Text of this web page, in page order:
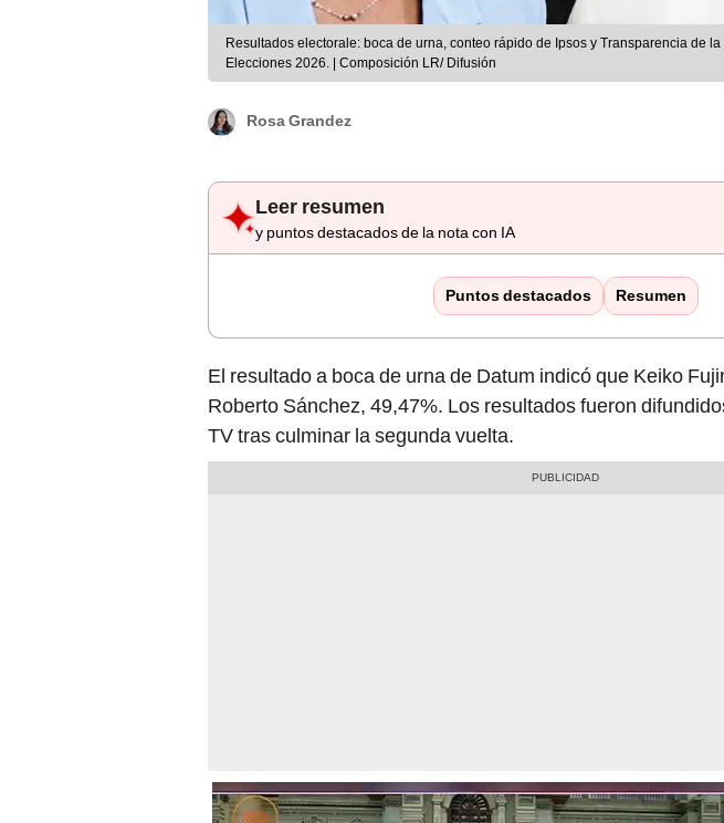
Resultados electorale: boca de urna, conteo rápido de Ipsos y Transparencia de
Elecciones 2026. | Composición LR/ Difusión
Rosa Grandez
Leer resumen
y puntos destacados de la nota con IA
Puntos destacados Resumen
El resultado a boca de urna de Datum indicó que Keiko
Roberto Sánchez, 49,47%. Los resultados fueron
TV tras culminar la segunda vuelta.